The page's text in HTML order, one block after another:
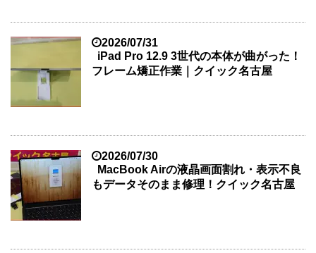
2026/07/31
iPad Pro 12.9 3世代の本体が曲がった！
フレーム矯正作業｜クイック名古屋
2026/07/30
MacBook Airの液晶画面割れ・表示不良
もデータそのまま修理！クイック名古屋